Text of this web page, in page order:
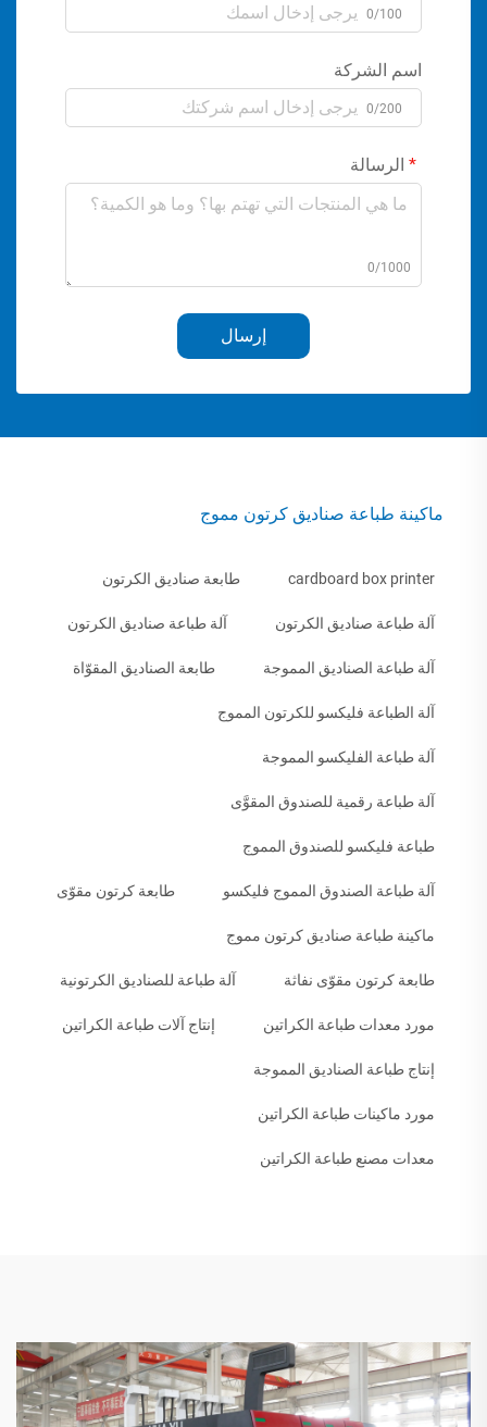
0/100
اسم الشركة
0/200
الرسالة
0/1000
إرسال
ماكينة طباعة صناديق كرتون مموج
cardboard box printer طابعة صناديق الكرتون
آلة طباعة صناديق الكرتون آلة طباعة صناديق الكرتون
آلة طباعة الصناديق المموجة طابعة الصناديق المقوّاة
آلة الطباعة فليكسو للكرتون المموج
آلة طباعة الفليكسو المموجة
آلة طباعة رقمية للصندوق المقوَّى
طباعة فليكسو للصندوق المموج
آلة طباعة الصندوق المموج فليكسو طابعة كرتون مقوّى
ماكينة طباعة صناديق كرتون مموج
طابعة كرتون مقوّى نفاثة آلة طباعة للصناديق الكرتونية
مورد معدات طباعة الكراتين إنتاج آلات طباعة الكراتين
إنتاج طباعة الصناديق المموجة
مورد ماكينات طباعة الكراتين
معدات مصنع طباعة الكراتين